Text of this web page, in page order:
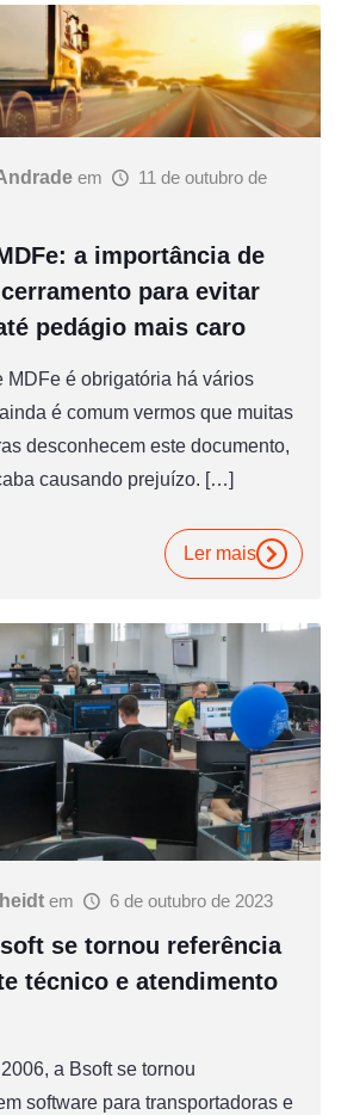
em
11 de outubro de
a importância de
para evitar
pedágio mais caro
MDFe é obrigatória há vários
é comum vermos que muitas
desconhecem este documento,
causando prejuízo. […]
Ler mais
em 6 de outubro de 2023
se tornou referência
técnico e atendimento
a Bsoft se tornou
software para transportadoras e